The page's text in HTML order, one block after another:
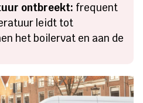
ontbreekt: frequent
leidt tot
het boilervat en aan de